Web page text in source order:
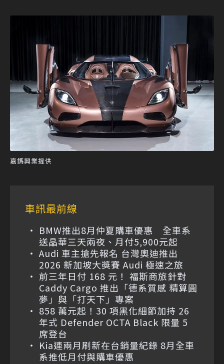
嘉鎷興業提供
車訊最前線
BMW推出8月仲夏購車優惠 全車系
送晶華三天兩夜、月付5,900元起
Audi 車主搶先報名 台灣奧迪推出
2026 新加坡大獎賽 Audi 極速之旅
前三年日付 168 元！ 福斯商旅針對
Caddy Cargo 推出「德系質感 精算圓
夢」與「打天下」專案
858 萬元起！30 項黑化細節加持 26
年式 Defender OCTA Black 限量 5
席登台
Kia連兩月刷新在台銷量紀錄 8月全車
系推低月付與購車優惠